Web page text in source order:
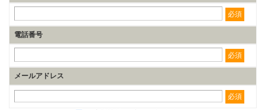
必須
電話番号
必須
メールアドレス
必須